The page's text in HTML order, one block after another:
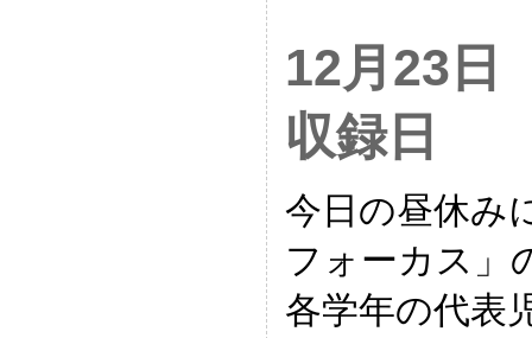
12月23日
収録日
今日の昼休み
フォーカス」
各学年の代表